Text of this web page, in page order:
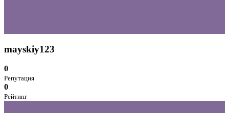
mayskiy123
0
Репутация
0
Рейтинг